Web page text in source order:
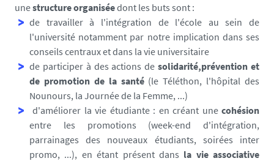
unestructure organiséedont les buts sont :
de travailler à l'intégration de l'école au sein de
l'université notamment par notre implication dans ses
conseils centraux et dans la vie universitaire
de participer à des actions desolidarité,prévention et
de promotion de la santé(le Téléthon, l'hôpital des
Nounours, la Journée de la Femme, ...)
d'améliorer la vie étudiante : en créant une cohésion
entre les promotions (week-end d'intégration,
parrainages des nouveaux étudiants, soirées inter
promo, ...), en étant présent dans la vie associative